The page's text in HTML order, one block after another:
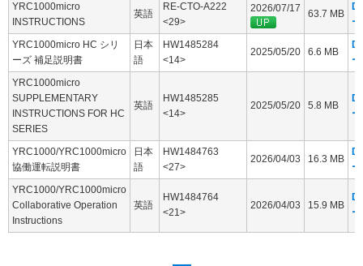
YRC1000micro
INSTRUCTIONS
英語
RE-CTO-A222
<29>
2026/07/17 63.7 MB
YRC1000micro HC シリ
ーズ 補足説明書
日本
語
HW1485284
<14>
2025/05/20 6.6 MB
YRC1000micro
SUPPLEMENTARY
INSTRUCTIONS FOR HC
SERIES
英語
HW1485285
<14>
2025/05/20 5.8 MB
YRC1000/YRC1000micro
協働運転説明書
日本
語
HW1484763
<27>
2026/04/03 16.3 MB
YRC1000/YRC1000micro
Collaborative Operation
Instructions
英語
HW1484764
<21>
2026/04/03 15.9 MB